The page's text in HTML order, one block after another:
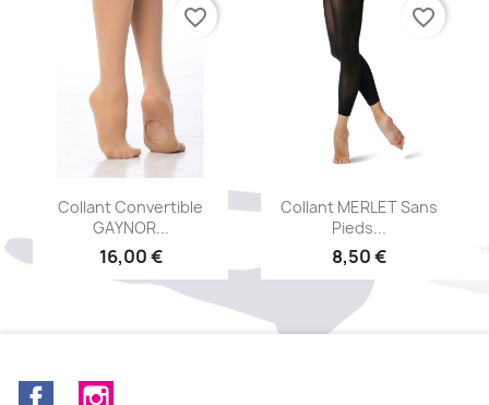
Aperçu rapide
Collant Convertible
GAYNOR...
16,00 €
favorite_border
Aperçu rapide
Collant MERLET Sans
Pieds...
8,50 €
favorite_border
Facebook